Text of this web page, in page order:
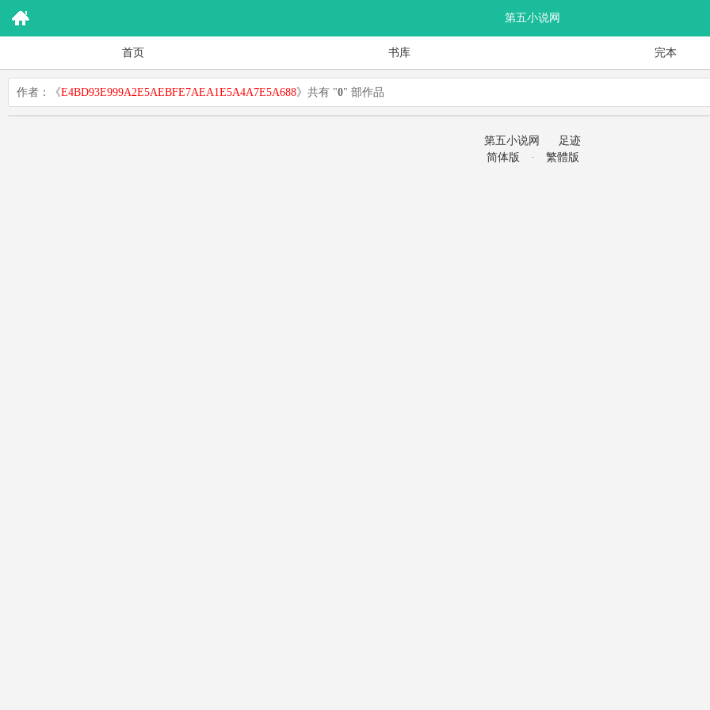
第五小说网
首页 书库 完本
作者：《E4BD93E999A2E5AEBFE7AEA1E5A4A7E5A688》共有 "0" 部作品
第五小说网
足迹
简体版
· 繁體版